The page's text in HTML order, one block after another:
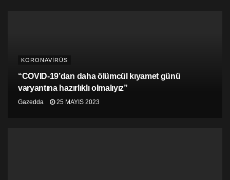
KORONAVİRÜS
“COVID-19’dan daha ölümcül kıyamet günü
varyantına hazırlıklı olmalıyız”
Gazedda 25 MAYIS 2023